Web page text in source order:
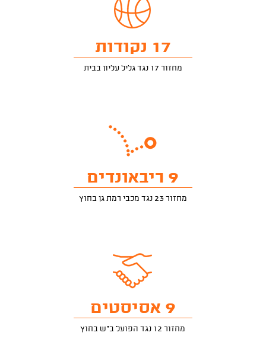
17 נקודות
מחזור 17 נגד גליל עליון בבית
9 ריבאונדים
מחזור 23 נגד מכבי רמת גן בחוץ
9 אסיסטים
מחזור 12 נגד הפועל ב"ש בחוץ